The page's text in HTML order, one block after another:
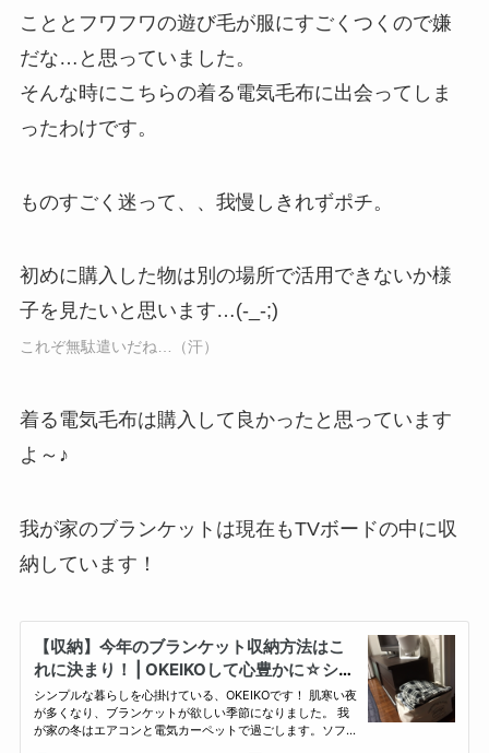
こととフワフワの遊び毛が服にすごくつくので嫌
だな…と思っていました。
そんな時にこちらの着る電気毛布に出会ってしま
ったわけです。
ものすごく迷って、、我慢しきれずポチ。
初めに購入した物は別の場所で活用できないか様
子を見たいと思います…(-_-;)
これぞ無駄遣いだね…（汗）
着る電気毛布は購入して良かったと思っています
よ～♪
我が家のブランケットは現在もTVボードの中に収
納しています！